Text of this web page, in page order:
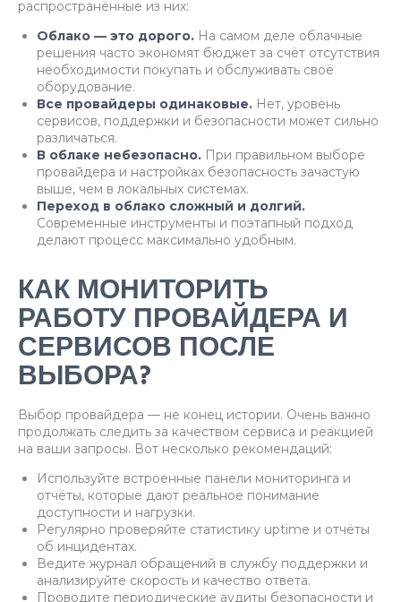
распространённые из них:
Облако — это дорого. На самом деле облачные
решения часто экономят бюджет за счёт отсутствия
необходимости покупать и обслуживать своё
оборудование.
Все провайдеры одинаковые. Нет, уровень
сервисов, поддержки и безопасности может сильно
различаться.
В облаке небезопасно. При правильном выборе
провайдера и настройках безопасность зачастую
выше, чем в локальных системах.
Переход в облако сложный и долгий.
Современные инструменты и поэтапный подход
делают процесс максимально удобным.
КАК МОНИТОРИТЬ
РАБОТУ ПРОВАЙДЕРА И
СЕРВИСОВ ПОСЛЕ
ВЫБОРА?
Выбор провайдера — не конец истории. Очень важно
продолжать следить за качеством сервиса и реакцией
на ваши запросы. Вот несколько рекомендаций:
Используйте встроенные панели мониторинга и
отчёты, которые дают реальное понимание
доступности и нагрузки.
Регулярно проверяйте статистику uptime и отчёты
об инцидентах.
Ведите журнал обращений в службу поддержки и
анализируйте скорость и качество ответа.
Проводите периодические аудиты безопасности и